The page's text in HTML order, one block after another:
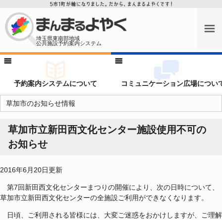
埼玉県東南部地域
公共施設予約案内システム
予約案内システムについて コミュニケーション広場につい
草加市のお知らせ情報
草加市立新田西文化センター施設使用不可の
お知らせ
2016年6月20日更新
第7回新田西文化センターまつりの開催により、次の日時について、
草加市立新田西文化センターの全施設ご利用ができなくなります。
日頃、ご利用される皆様には、大変ご迷惑をおかけしますが、ご理解